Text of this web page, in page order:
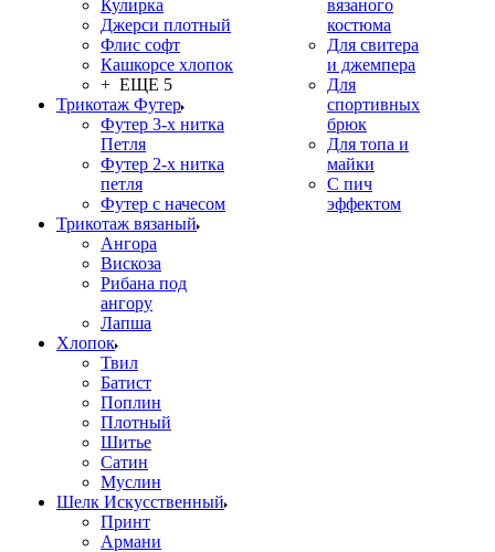
Кулирка
Джерси плотный
Флис софт
Кашкорсе хлопок
+ ЕЩЕ 5
Трикотаж Футер
Футер 3-х нитка
Петля
Футер 2-х нитка
петля
Футер с начесом
Трикотаж вязаный
Ангора
Вискоза
Рибана под
ангору
Лапша
Хлопок
Твил
Батист
Поплин
Плотный
Шитье
Сатин
Муслин
Шелк Искусственный
Принт
Армани
вязаного
костюма
Для свитера
и джемпера
Для
спортивных
брюк
Для топа и
майки
С пич
эффектом